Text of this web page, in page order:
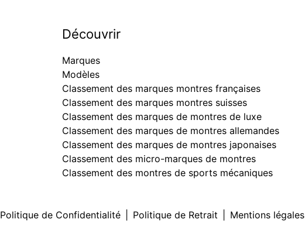
Découvrir
Marques
Modèles
Classement des marques montres françaises
Classement des marques montres suisses
Classement des marques de montres de luxe
Classement des marques de montres allemandes
Classement des marques de montres japonaises
Classement des micro-marques de montres
Classement des montres de sports mécaniques
Politique de Confidentialité Politique de Retrait Mentions légales